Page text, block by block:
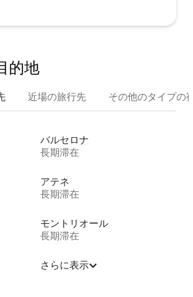
的⁠地
近場の旅行先 その他のタ⁠イ⁠プ⁠の
バルセロナ
長期滞在
アテネ
長期滞在
モントリオール
長期滞在
さらに表示